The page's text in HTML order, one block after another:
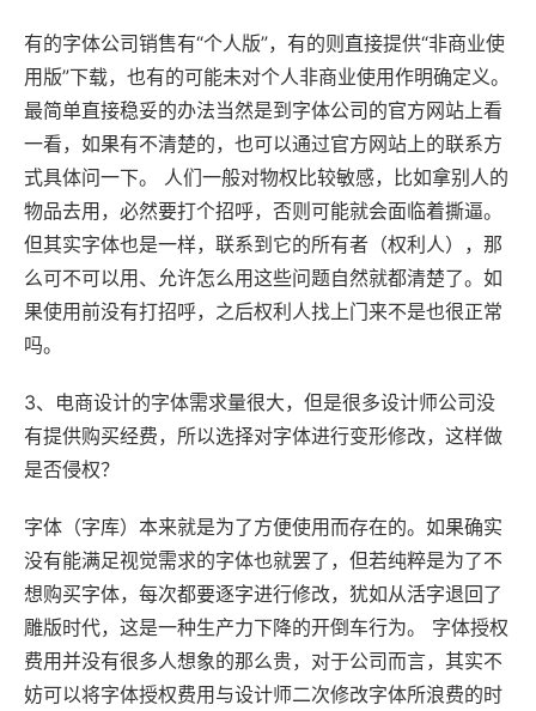
有的字体公司销售有“个人版”，有的则直接提供“非商业使
用版”下载，也有的可能未对个人非商业使用作明确定义。
最简单直接稳妥的办法当然是到字体公司的官方网站上看
一看，如果有不清楚的，也可以通过官方网站上的联系方
式具体问一下。 人们一般对物权比较敏感，比如拿别人的
物品去用，必然要打个招呼，否则可能就会面临着撕逼。
但其实字体也是一样，联系到它的所有者（权利人），那
么可不可以用、允许怎么用这些问题自然就都清楚了。如
果使用前没有打招呼，之后权利人找上门来不是也很正常
吗。
3、电商设计的字体需求量很大，但是很多设计师公司没
有提供购买经费，所以选择对字体进行变形修改，这样做
是否侵权？
字体（字库）本来就是为了方便使用而存在的。如果确实
没有能满足视觉需求的字体也就罢了，但若纯粹是为了不
想购买字体，每次都要逐字进行修改，犹如从活字退回了
雕版时代，这是一种生产力下降的开倒车行为。 字体授权
费用并没有很多人想象的那么贵，对于公司而言，其实不
妨可以将字体授权费用与设计师二次修改字体所浪费的时